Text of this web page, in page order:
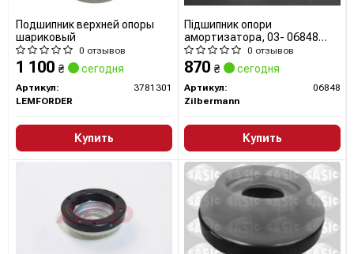
Подшипник верхней опоры
шариковый
0 отзывов
1 100 ₴ сегодня
Артикул:
3781301
LEMFORDER
Купить
Підшипник опори
амортизатора, 03- 06848
ZILBERMANN0 отзывов
870 ₴ сегодня
Артикул:
06848
Zilbermann
Купить